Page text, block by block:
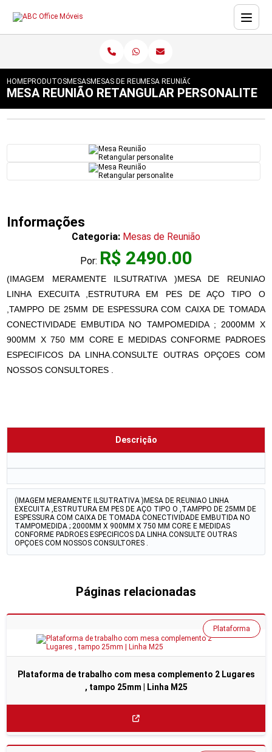
HOMEPRODUTOSMESASMESAS DE REUNIÃOMESA REUNIÃO RETANGULAR
MESA REUNIÃO RETANGULAR PERSONALITE
Informações
Categoria: Mesas de Reunião
Por: R$ 2490.00
(IMAGEM MERAMENTE ILSUTRATIVA )MESA DE REUNIAO
LINHA EXECUITA ,ESTRUTURA EM PES DE AÇO TIPO O
,TAMPPO DE 25MM DE ESPESSURA COM CAIXA DE TOMADA
CONECTIVIDADE EMBUTIDA NO TAMPOMEDIDA ; 2000MM X
900MM X 750 MM CORE E MEDIDAS CONFORME PADROES
ESPECIFICOS DA LINHA.CONSULTE OUTRAS OPÇOES COM
NOSSOS CONSULTORES .
Descrição
(IMAGEM MERAMENTE ILSUTRATIVA )MESA DE REUNIAO LINHA
EXECUITA ,ESTRUTURA EM PES DE AÇO TIPO O ,TAMPPO DE 25MM DE
ESPESSURA COM CAIXA DE TOMADA CONECTIVIDADE EMBUTIDA NO
TAMPOMEDIDA ; 2000MM X 900MM X 750 MM CORE E MEDIDAS
CONFORME PADROES ESPECIFICOS DA LINHA.CONSULTE OUTRAS
OPÇOES COM NOSSOS CONSULTORES .
Páginas relacionadas
Plataforma de trabalho com mesa complemento 2 Lugares
, tampo 25mm | Linha M25
Plataforma